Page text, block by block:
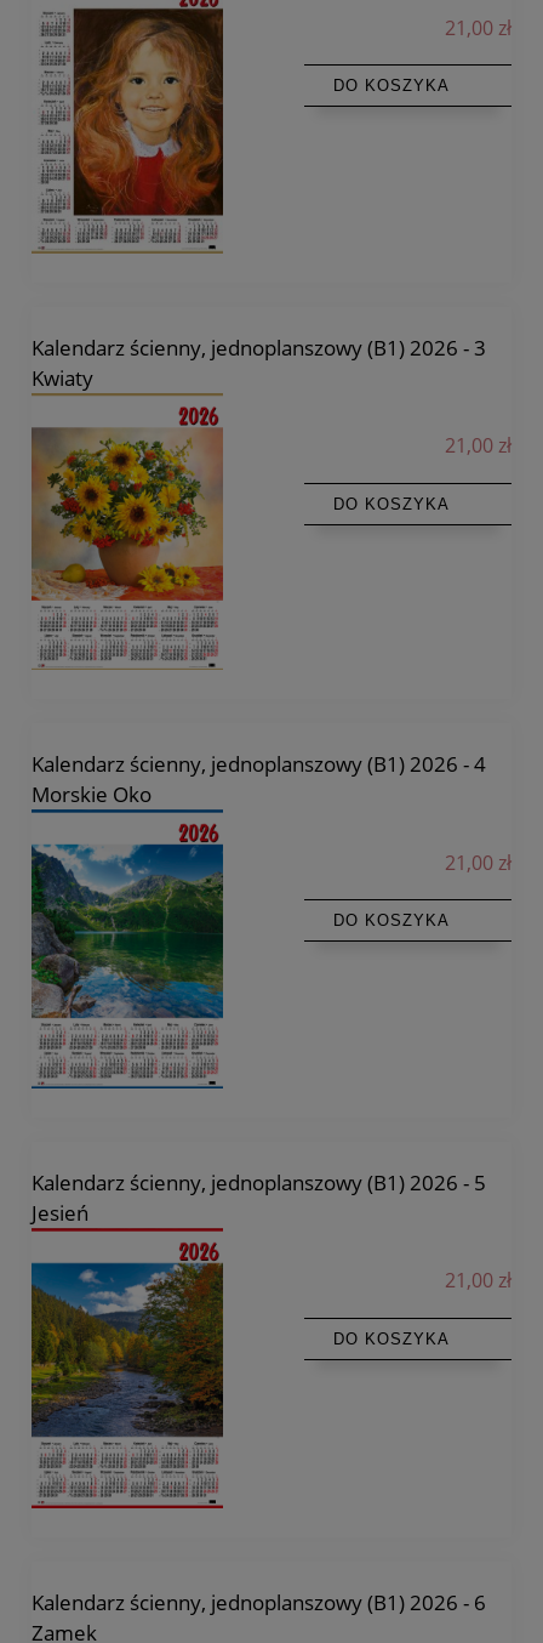
21,00 zł
DO KOSZYKA
Kalendarz ścienny, jednoplanszowy (B1) 2026 - 3
Kwiaty
21,00 zł
DO KOSZYKA
Kalendarz ścienny, jednoplanszowy (B1) 2026 - 4
Morskie Oko
21,00 zł
DO KOSZYKA
Kalendarz ścienny, jednoplanszowy (B1) 2026 - 5
Jesień
21,00 zł
DO KOSZYKA
Kalendarz ścienny, jednoplanszowy (B1) 2026 - 6
Zamek